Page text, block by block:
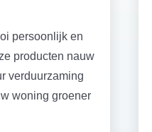
persoonlijk en
producten nauw
verduurzaming
woning groener